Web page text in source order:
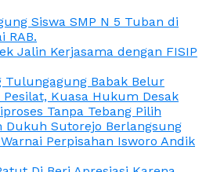
Siswa SMP N 5 Tuban di
RAB.
Jalin Kerjasama dengan FISIP
Tulungagung Babak Belur
Kuasa Hukum Desak
Tanpa Tebang Pilih
Dukuh Sutorejo Berlangsung
Perpisahan Isworo Andik